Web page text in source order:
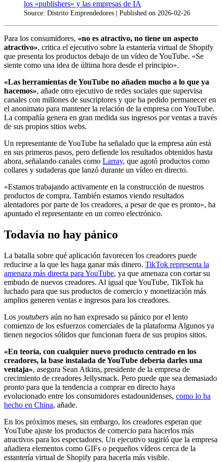
los «publishers» y las empresas de IA
Source: Distrito Emprendedores Published on 2026-02-26
Para los consumidores, «no es atractivo, no tiene un aspecto
atractivo», critica el ejecutivo sobre la estantería virtual de Shopify
que presenta los productos debajo de un vídeo de YouTube. «Se
siente como una idea de última hora desde el principio».
«Las herramientas de YouTube no añaden mucho a lo que ya
hacemos», añade otro ejecutivo de redes sociales que supervisa
canales con millones de suscriptores y que ha pedido permanecer en
el anonimato para mantener la relación de la empresa con YouTube.
La compañía genera en gran medida sus ingresos por ventas a través
de sus propios sitios webs.
Un representante de YouTube ha señalado que la empresa aún está
en sus primeros pasos, pero defiende los resultados obtenidos hasta
ahora, señalando canales como Larray, que agotó productos como
collares y sudaderas que lanzó durante un vídeo en directo.
«Estamos trabajando activamente en la construcción de nuestros
productos de compra. También estamos viendo resultados
alentadores por parte de los creadores, a pesar de que es pronto», ha
apuntado el representante en un correo electrónico.
Todavía no hay pánico
La batalla sobre qué aplicación favorecen los creadores puede
reducirse a la que les haga ganar más dinero. TikTok representa la
amenaza más directa para YouTube, ya que amenaza con cortar su
embudo de nuevos creadores. Al igual que YouTube, TikTok ha
luchado para que sus productos de comercio y monetización más
amplios generen ventas e ingresos para los creadores.
Los youtubers aún no han expresado su pánico por el lento
comienzo de los esfuerzos comerciales de la plataforma Algunos ya
tienen negocios sólidos que funcionan fuera de sus propios sitios.
«En teoría, con cualquier nuevo producto centrado en los
creadores, la base instalada de YouTube debería darles una
ventaja», asegura Sean Atkins, presidente de la empresa de
crecimiento de creadores Jellysmack. Pero puede que sea demasiado
pronto para que la tendencia a comprar en directo haya
evolucionado entre los consumidores estadounidenses, como lo ha
hecho en China, añade.
En los próximos meses, sin embargo, los creadores esperan que
YouTube ajuste los productos de comercio para hacerlos más
atractivos para los espectadores. Un ejecutivo sugirió que la empresa
añadiera elementos como GIFs o pequeños vídeos cerca de la
estantería virtual de Shopify para hacerla más visible.